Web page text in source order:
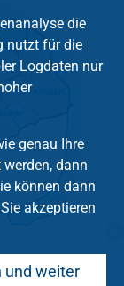
die
nutzt für die
Logdaten nur
genau Ihre
dann
können dann
akzeptieren
und weiter